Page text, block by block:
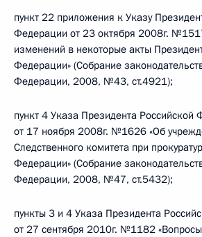
пункт 22 приложения к Указу
Федерации от 23 октября 2008г.
изменений в некоторые акты
Федерации» (Собрание
Федерации, 2008, №43, ст.4921);
пункт 4 Указа Президента Российской
от 17 ноября 2008г. №1626 «Об
Следственного комитета при
Федерации» (Собрание
Федерации, 2008, №47, ст.5432);
пункты 3 и 4 Указа Президента
от 27 сентября 2010г. №1182